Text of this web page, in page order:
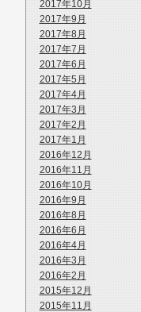
2017年10月
2017年9月
2017年8月
2017年7月
2017年6月
2017年5月
2017年4月
2017年3月
2017年2月
2017年1月
2016年12月
2016年11月
2016年10月
2016年9月
2016年8月
2016年6月
2016年4月
2016年3月
2016年2月
2015年12月
2015年11月